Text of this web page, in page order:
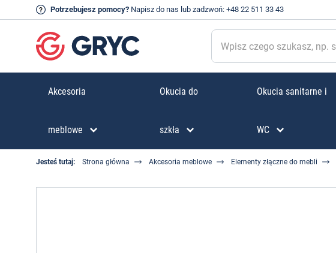
Potrzebujesz pomocy? Napisz do nas lub zadzwoń: +48 22 511 33 43
Akcesoria
meblowe
Okucia do
szkła
Okucia sanitarne i
WC
Jesteś tutaj: Strona główna Akcesoria meblowe Elementy złączne do mebli